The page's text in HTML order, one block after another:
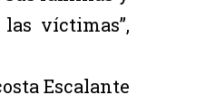
víctimas”,
Escalante